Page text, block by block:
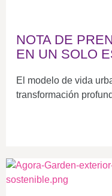
NOTA DE
EN UN SOLO
El modelo de vida
transformación